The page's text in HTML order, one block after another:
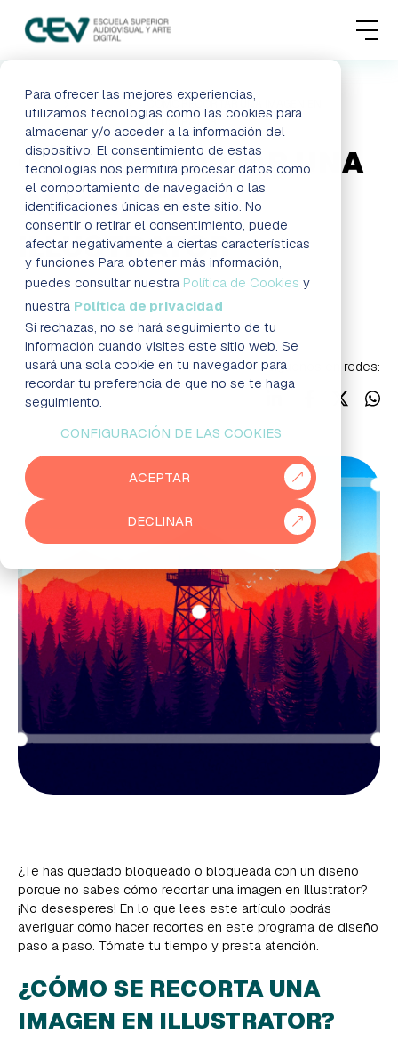
Para ofrecer las mejores experiencias,
utilizamos tecnologías como las cookies para
almacenar y/o acceder a la información del
dispositivo. El consentimiento de estas
tecnologías nos permitirá procesar datos como
el comportamiento de navegación o las
identificaciones únicas en este sitio. No
consentir o retirar el consentimiento, puede
afectar negativamente a ciertas características
y funciones Para obtener más información,
puedes consultar nuestra Política de Cookies y
nuestra Política de privacidad
Si rechazas, no se hará seguimiento de tu
información cuando visites este sitio web. Se
usará una sola cookie en tu navegador para
recordar tu preferencia de que no se te haga
seguimiento.
CONFIGURACIÓN DE LAS COOKIES
ACEPTAR
DECLINAR
MENU
FORMACIONES
ADMISIONES
ACTUALIDAD
ESCUELA
CONTACTO
RESERVAR PLAZA VISITAR ESCUELA
BLOG
EMPRESAS
PARTNERS
931 76 23 43
CÓMO RECORTAR UNA
IMAGEN EN
ILLUSTRATOR
CÓMO RECORTAR UNA IMAGEN EN
ILLUSTRATOR
Síguenos en redes:
¿Te has quedado bloqueado o bloqueada con un diseño
porque no sabes cómo recortar una imagen en Illustrator?
¡No desesperes! En lo que lees este artículo podrás
averiguar cómo hacer recortes en este programa de diseño
paso a paso. Tómate tu tiempo y presta atención.
¿CÓMO SE RECORTA UNA
IMAGEN EN ILLUSTRATOR?